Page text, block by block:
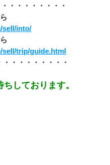
・・・・・・・・
sell/into/
sell/trip/guide.html
・・・・・・・・
しております。